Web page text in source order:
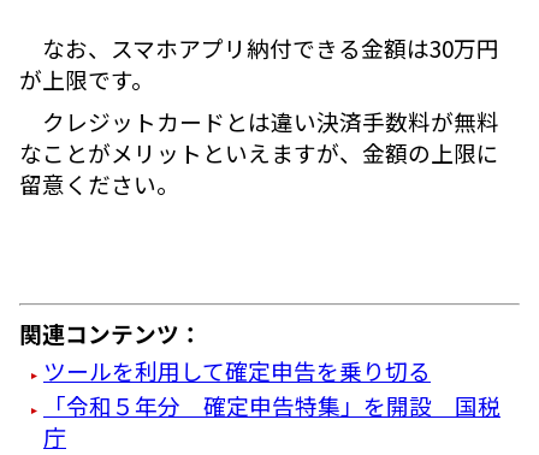
なお、スマホアプリ納付できる金額は30万円
が上限です。
クレジットカードとは違い決済手数料が無料
なことがメリットといえますが、金額の上限に
留意ください。
関連コンテンツ：
ツールを利用して確定申告を乗り切る
「令和５年分 確定申告特集」を開設 国税
庁